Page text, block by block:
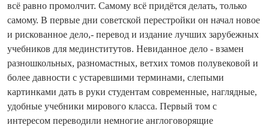
всё равно промолчит. Самому всё придётся делать, только
самому. В первые дни советской перестройки он начал новое
и рискованное дело,- перевод и издание лучших зарубежных
учебников для мединститутов. Невиданное дело - взамен
разношкольных, разномастных, ветхих томов полувековой и
более давности с устаревшими терминами, слепыми
картинками дать в руки студентам современные, наглядные,
удобные учебники мирового класса. Первый том с
интересом переводили немногие англоговорящие